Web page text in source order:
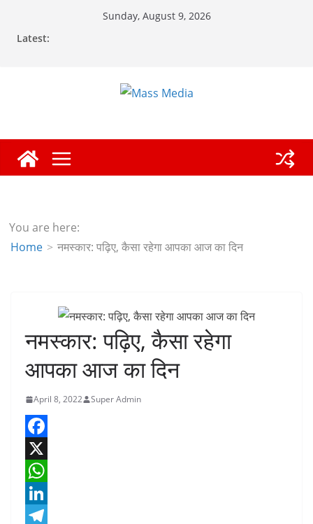
Sunday, August 9, 2026
Latest:
You are here:
Home
नमस्कार: पढ़िए, कैसा रहेगा आपका आज का दिन
नमस्कार: पढ़िए, कैसा रहेगा
आपका आज का दिन
April 8, 2022 Super Admin
F
a
c
e
X
W
h
L